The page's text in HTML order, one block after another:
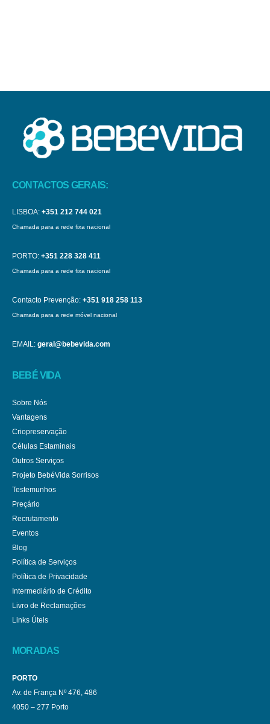
CONTACTOS GERAIS:
LISBOA: +351 212 744 021
Chamada para a rede fixa nacional
PORTO: +351 228 328 411
Chamada para a rede fixa nacional
Contacto Prevenção: +351 918 258 113
Chamada para a rede móvel nacional
EMAIL: geral@bebevida.com
BEBÉ VIDA
Sobre Nós
Vantagens
Criopreservação
Células Estaminais
Outros Serviços
Projeto BebéVida Sorrisos
Testemunhos
Preçário
Recrutamento
Eventos
Blog
Política de Serviços
Política de Privacidade
Intermediário de Crédito
Livro de Reclamações
Links Úteis
MORADAS
PORTO
Av. de França Nº 476, 486
4050 – 277 Porto